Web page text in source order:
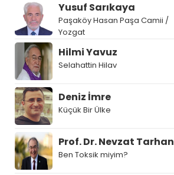
Yusuf Sarıkaya
Paşaköy Hasan Paşa Camii /
Yozgat
Hilmi Yavuz
Selahattin Hilav
Deniz İmre
Küçük Bir Ülke
Prof. Dr. Nevzat Tarhan
Ben Toksik miyim?